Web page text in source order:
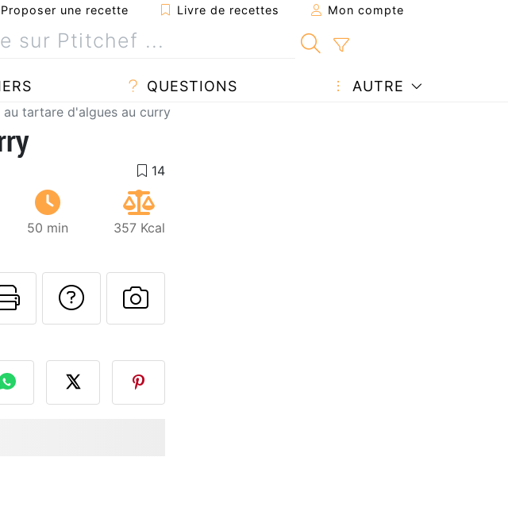
Proposer une recette Livre de recettes Mon compte
QUESTIONS AUTRE
tartare d'algues au curry
50 min 357 Kcal
cette recette à un ami
Imprimer cette page
Poser une question à l'auteur
Publier votre photo de cette